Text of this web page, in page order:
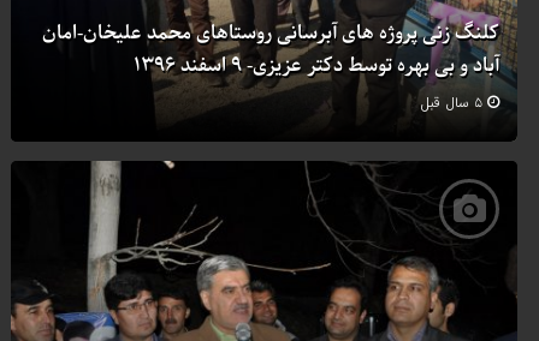
کلنگ زنی پروژه های آبرسانی روستاهای محمد علیخان-امان
آباد و بی بهره توسط دکتر عزیزی- ۹ اسفند ۱۳۹۶
۵ سال قبل